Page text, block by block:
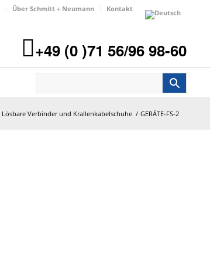
Über Schmitt + Neumann Kontakt
+49 (0 )71 56/96 98-60
Lösbare Verbinder und Krallenkabelschuhe / GERÄTE-FS-2